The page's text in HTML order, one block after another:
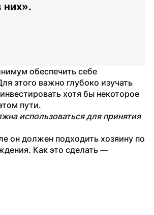
них».
обеспечить себе
этого важно глубоко изучать
хотя бы некоторое
пути.
использоваться для принятия
он должен подходить хозяину по
Как это сделать —